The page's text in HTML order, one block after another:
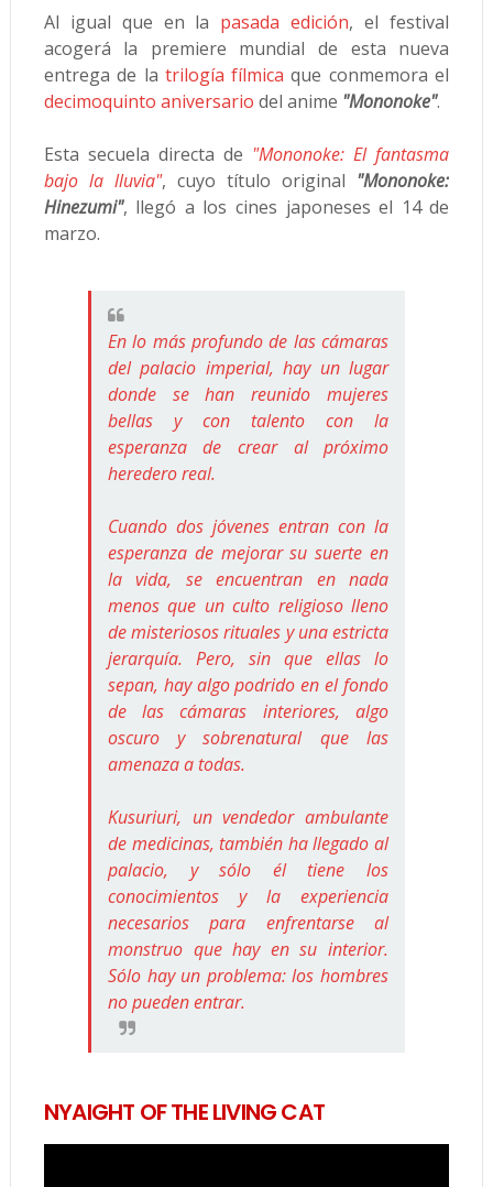
Al igual que en la pasada edición, el festival
acogerá la premiere mundial de esta nueva
entrega de la trilogía fílmica que conmemora el
decimoquinto aniversario del anime "Mononoke".
Esta secuela directa de "Mononoke: El fantasma
bajo la lluvia", cuyo título original "Mononoke:
Hinezumi", llegó a los cines japoneses el 14 de
marzo.
En lo más profundo de las cámaras
del palacio imperial, hay un lugar
donde se han reunido mujeres
bellas y con talento con la
esperanza de crear al próximo
heredero real.
Cuando dos jóvenes entran con la
esperanza de mejorar su suerte en
la vida, se encuentran en nada
menos que un culto religioso lleno
de misteriosos rituales y una estricta
jerarquía. Pero, sin que ellas lo
sepan, hay algo podrido en el fondo
de las cámaras interiores, algo
oscuro y sobrenatural que las
amenaza a todas.
Kusuriuri, un vendedor ambulante
de medicinas, también ha llegado al
palacio, y sólo él tiene los
conocimientos y la experiencia
necesarios para enfrentarse al
monstruo que hay en su interior.
Sólo hay un problema: los hombres
no pueden entrar.
NYAIGHT OF THE LIVING CAT